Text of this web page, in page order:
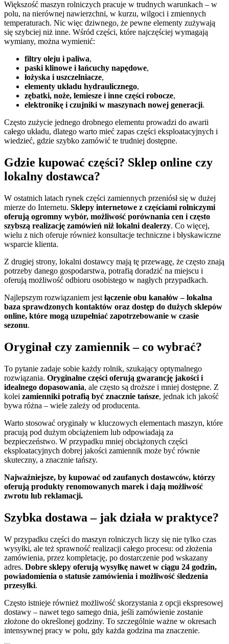
Większość maszyn rolniczych pracuje w trudnych warunkach – w
polu, na nierównej nawierzchni, w kurzu, wilgoci i zmiennych
temperaturach. Nic więc dziwnego, że pewne elementy zużywają
się szybciej niż inne. Wśród części, które najczęściej wymagają
wymiany, można wymienić:
filtry oleju i paliwa,
paski klinowe i łańcuchy napędowe,
łożyska i uszczelniacze,
elementy układu hydraulicznego,
zębatki, noże, lemiesze i inne części robocze,
elektronikę i czujniki w maszynach nowej generacji.
Często zużycie jednego drobnego elementu prowadzi do awarii
całego układu, dlatego warto mieć zapas części eksploatacyjnych i
wiedzieć, gdzie szybko zamówić te trudniej dostępne.
Gdzie kupować części? Sklep online czy
lokalny dostawca?
W ostatnich latach rynek części zamiennych przeniósł się w dużej
mierze do Internetu. Sklepy internetowe z częściami rolniczymi
oferują ogromny wybór, możliwość porównania cen i często
szybszą realizację zamówień niż lokalni dealerzy. Co więcej,
wielu z nich oferuje również konsultacje techniczne i błyskawiczne
wsparcie klienta.
Z drugiej strony, lokalni dostawcy mają tę przewagę, że często znają
potrzeby danego gospodarstwa, potrafią doradzić na miejscu i
oferują możliwość odbioru osobistego w nagłych przypadkach.
Najlepszym rozwiązaniem jest łączenie obu kanałów – lokalna
baza sprawdzonych kontaktów oraz dostęp do dużych sklepów
online, które mogą uzupełniać zapotrzebowanie w czasie
sezonu.
Oryginał czy zamiennik – co wybrać?
To pytanie zadaje sobie każdy rolnik, szukający optymalnego
rozwiązania. Oryginalne części oferują gwarancję jakości i
idealnego dopasowania, ale często są droższe i mniej dostępne. Z
kolei zamienniki potrafią być znacznie tańsze, jednak ich jakość
bywa różna – wiele zależy od producenta.
Warto stosować oryginały w kluczowych elementach maszyn, które
pracują pod dużym obciążeniem lub odpowiadają za
bezpieczeństwo. W przypadku mniej obciążonych części
eksploatacyjnych dobrej jakości zamiennik może być równie
skuteczny, a znacznie tańszy.
Najważniejsze, by kupować od zaufanych dostawców, którzy
oferują produkty renomowanych marek i dają możliwość
zwrotu lub reklamacji.
Szybka dostawa – jak działa w praktyce?
W przypadku części do maszyn rolniczych liczy się nie tylko czas
wysyłki, ale też sprawność realizacji całego procesu: od złożenia
zamówienia, przez kompletację, po dostarczenie pod wskazany
adres. Dobre sklepy oferują wysyłkę nawet w ciągu 24 godzin,
powiadomienia o statusie zamówienia i możliwość śledzenia
przesyłki.
Często istnieje również możliwość skorzystania z opcji ekspresowej
dostawy – nawet tego samego dnia, jeśli zamówienie zostanie
złożone do określonej godziny. To szczególnie ważne w okresach
intensywnej pracy w polu, gdy każda godzina ma znaczenie.